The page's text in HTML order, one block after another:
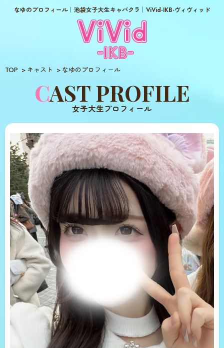
なゆのプロフィール｜池袋女子大生キャバクラ│ViVid-IKB-ヴィヴィッド
TOP キャスト なゆのプロフィール
CAST PROFILE
女子大生プロフィール